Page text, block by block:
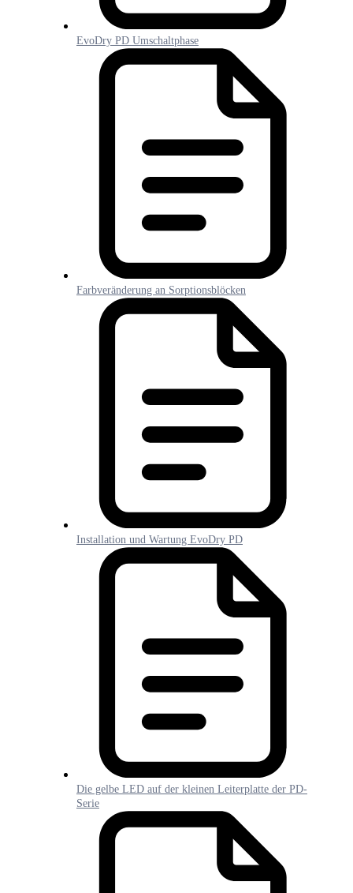
EvoDry PD Umschaltphase
Farbveränderung an Sorptionsblöcken
Installation und Wartung EvoDry PD
Die gelbe LED auf der kleinen Leiterplatte der PD-
Serie